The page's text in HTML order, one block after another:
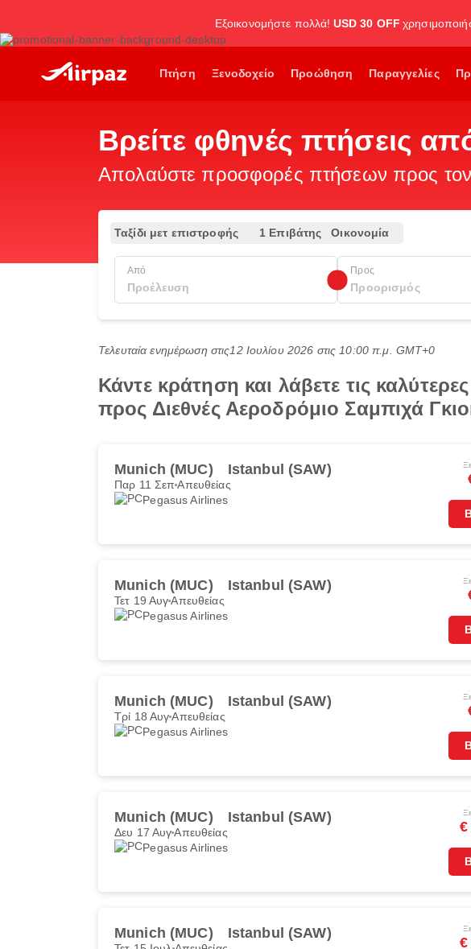
Εξοικονομήστε πολλά! USD 30 OFF
Πτήση Ξενοδοχείο Προώθηση Παραγγελίες
Βρείτε φθηνές πτήσεις
Απολαύστε προσφορές πτήσεων προς
Ταξίδι μετ επιστροφής 1 Επιβάτης Οικονομία
Από Προς
Τελευταία ενημέρωση στις12 Ιουλίου 2026 στις 10:00 π.μ. GMT+0
Κάντε κράτηση και λάβετε τις
προς Διεθνές Αεροδρόμιο Σαμπιχά
Munich (MUC) Istanbul (SAW)
Παρ 11 ΣεπΑπευθείας
Pegasus Airlines
Munich (MUC) Istanbul (SAW)
Τετ 19 ΑυγΑπευθείας
Pegasus Airlines
Munich (MUC) Istanbul (SAW)
Τρί 18 ΑυγΑπευθείας
Pegasus Airlines
Munich (MUC) Istanbul (SAW)
Δευ 17 ΑυγΑπευθείας
Pegasus Airlines
€
Munich (MUC) Istanbul (SAW)
€